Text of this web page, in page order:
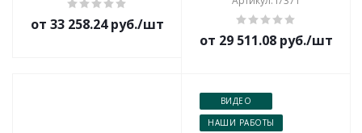
от 33 258.24 руб./шт
от 29 511.08 руб./шт
ВИДЕО
НАШИ РАБОТЫ